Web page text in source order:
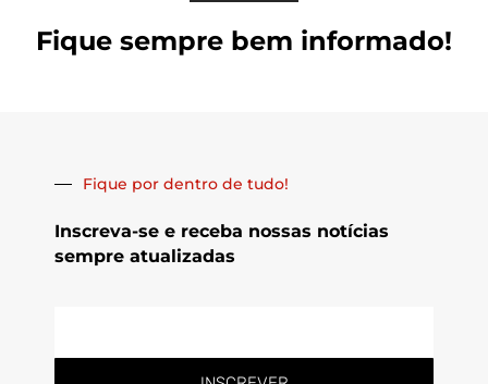
Fique sempre bem informado!
Fique por dentro de tudo!
Inscreva-se e receba nossas notícias
sempre atualizadas